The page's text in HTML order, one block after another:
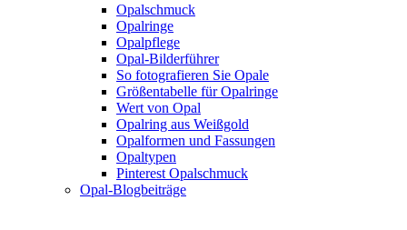
Opalschmuck
Opalringe
Opalpflege
Opal-Bilderführer
So fotografieren Sie Opale
Größentabelle für Opalringe
Wert von Opal
Opalring aus Weißgold
Opalformen und Fassungen
Opaltypen
Pinterest Opalschmuck
Opal-Blogbeiträge